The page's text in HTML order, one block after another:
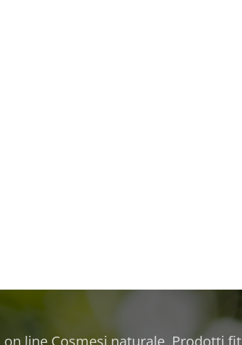
on line Cosmesi naturale, Prodotti